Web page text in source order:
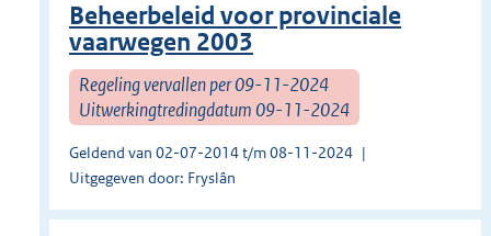
Beheerbeleid voor provinciale
vaarwegen 2003
Regeling vervallen per 09-11-2024
Uitwerkingtredingdatum 09-11-2024
Geldend van 02-07-2014 t/m 08-11-2024
Uitgegeven door: Fryslân